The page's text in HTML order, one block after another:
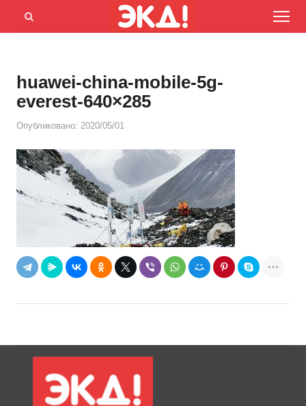
Menu
Открыть
huawei-china-mobile-5g-
everest-640×285
Опубликовано: 2020/05/01